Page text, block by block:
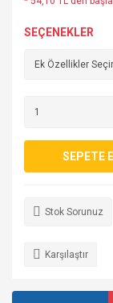
SEÇENEKLER
SEPETE
Stok Sorunuz
Karşılaştır